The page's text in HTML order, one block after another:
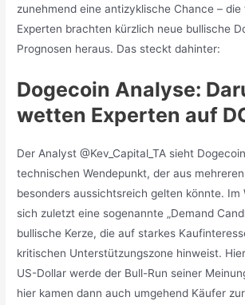
zunehmend eine antizyklische Chance –
Experten brachten kürzlich neue bullische
Prognosen heraus. Das steckt dahinter:
Dogecoin Analyse:
wetten Experten auf
Der Analyst @Kev_Capital_TA sieht
technischen Wendepunkt, der aus
besonders aussichtsreich gelten könnte. Im
sich zuletzt eine sogenannte „Demand
bullische Kerze, die auf starkes
kritischen Unterstützungszone hinweist.
US-Dollar werde der Bull-Run seiner
hier kamen dann auch umgehend Käufer